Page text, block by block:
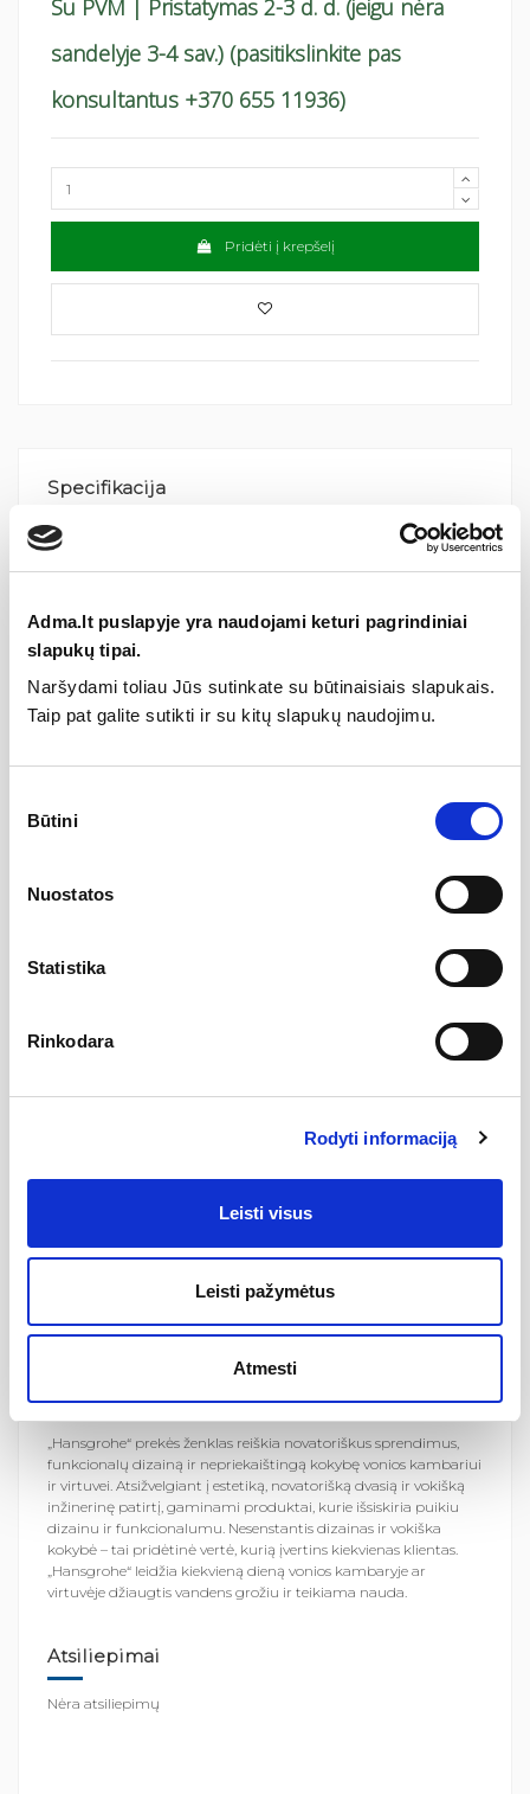
Adma.lt puslapyje yra naudojami keturi pagrindiniai
slapukų tipai.
Naršydami toliau Jūs sutinkate su būtinaisiais slapukais.
Taip pat galite sutikti ir su kitų slapukų naudojimu.
pasirinkimas
Būtini
Nuostatos
Statistika
Rinkodara
Rodyti informaciją
Leisti visus
Leisti pažymėtus
Atmesti
Su PVM | Pristatymas 2-3 d. d. (jeigu nėra
sandelyje 3-4 sav.) (pasitikslinkite pas
konsultantus +370 655 11936)
Pridėti į krepšelį
Specifikacija
Tipas Virštinkiniai vonios maišytuvai
Kolekcija Ecostat
Hans‘as Grohe ir iki šiol jos akcininkai yra įkūrėjo anūkai.
santechnikos pramonėje. Gamintojas yra pripažintas dizaino
lyderis šioje srityje.
„Hansgrohe“ asortimente yra vandens maišytuvai vonios
kambariui ir virtuvei, visi prietaisai dušui, įvairios virštinkinės ir
sistemos. Virtuvei siūlomi ne tik maišytuvai, bet ir aukštos
produktai pristatomi šiais prekiniais ženklais: „AXOR” ir
modernaus ar klasikinio), prabangius aukščiausios kokybės
vandens maišytuvus, dušo komplektus, aksesuarus ir
kambariui, sukurtos pasaulinio garso dizainerių (Philippe
Design, Patricia Urquiola). Aukščiausia produktų kokybė,
„Hansgrohe“ prekės ženklas reiškia novatoriškus sprendimus,
funkcionalų dizainą ir nepriekaištingą kokybę vonios kambariui
ir virtuvei. Atsižvelgiant į estetiką, novatorišką dvasią ir vokišką
inžinerinę patirtį, gaminami produktai, kurie išsiskiria puikiu
dizainu ir funkcionalumu. Nesenstantis dizainas ir vokiška
kokybė – tai pridėtinė vertė, kurią įvertins kiekvienas klientas.
„Hansgrohe“ leidžia kiekvieną dieną vonios kambaryje ar
virtuvėje džiaugtis vandens grožiu ir teikiama nauda.
Atsiliepimai
Nėra atsiliepimų